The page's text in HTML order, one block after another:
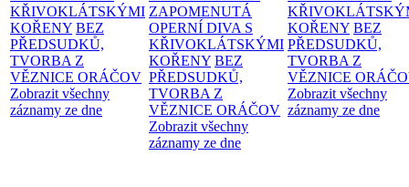
KŘIVOKLÁTSKÝMI
KOŘENY BEZ
PŘEDSUDKŮ,
TVORBA Z
VĚZNICE ORÁČOV
Zobrazit všechny
záznamy ze dne
ZAPOMENUTÁ
OPERNÍ DIVA S
KŘIVOKLÁTSKÝMI
KOŘENY BEZ
PŘEDSUDKŮ,
TVORBA Z
VĚZNICE ORÁČOV
Zobrazit všechny
záznamy ze dne
KOŘENY BEZ
PŘEDSUDKŮ,
TVORBA Z
VĚZNICE
Zobrazit všechny
záznamy ze dne